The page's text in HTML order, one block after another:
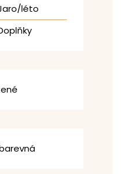
léto